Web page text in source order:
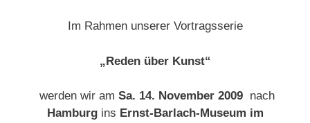
Im Rahmen unserer Vortragsserie
„Reden über Kunst“
werden wir am Sa. 14. November 2009nach
Hamburgins Ernst-Barlach-Museum im